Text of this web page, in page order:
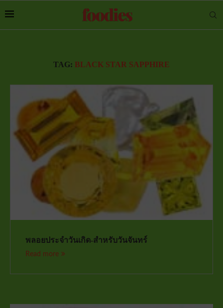
TAG: BLACK STAR SAPPHIRE
พลอยประจำวันเกิด-สำหรับวันจันทร์
Read more